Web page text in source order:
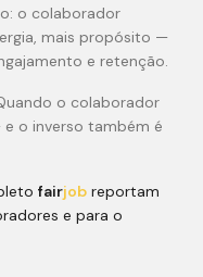
o colaborador
mais propósito —
e retenção.
o colaborador
o inverso também é
fairjob reportam
e para o